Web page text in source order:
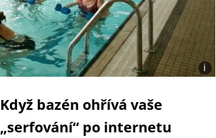
i
Foto:
Když bazén ohřívá vaše
„serfování“ po internetu